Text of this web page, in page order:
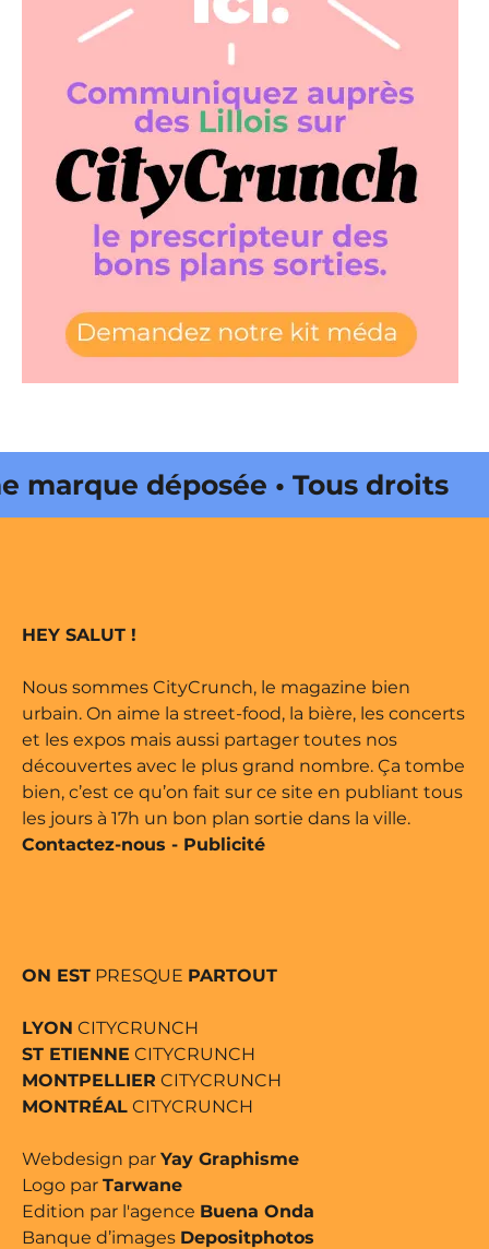
déposée • Tous droits
par Buena Onda Web •
HEY SALUT !
Nous sommes CityCrunch, le magazine bien
urbain. On aime la street-food, la bière, les concerts
et les expos mais aussi partager toutes nos
découvertes avec le plus grand nombre. Ça tombe
bien, c’est ce qu’on fait sur ce site en publiant tous
les jours à 17h un bon plan sortie dans la ville.
Contactez-nous - Publicité
ON EST PRESQUE PARTOUT
LYON CITYCRUNCH
ST ETIENNE CITYCRUNCH
MONTPELLIER CITYCRUNCH
MONTRÉAL CITYCRUNCH
Webdesign par Yay Graphisme
Logo par Tarwane
Edition par l'agence Buena Onda
Banque d’images Depositphotos